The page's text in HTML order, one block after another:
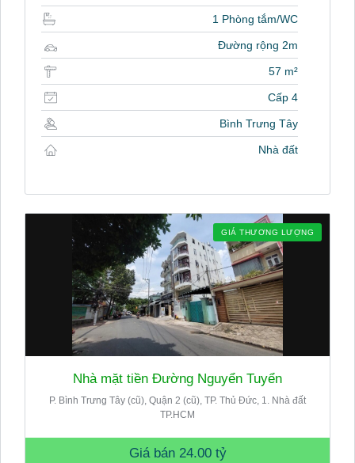
1 Phòng tắm/WC
Đường rộng 2m
57 m²
Cấp 4
Bình Trưng Tây
Nhà đất
GIÁ THƯƠNG LƯỢNG
Nhà mặt tiền Đường Nguyển Tuyển
P. Bình Trưng Tây (cũ), Quận 2 (cũ), TP. Thủ Đức, 1. Nhà đất
TP.HCM
Giá bán 24.00 tỷ